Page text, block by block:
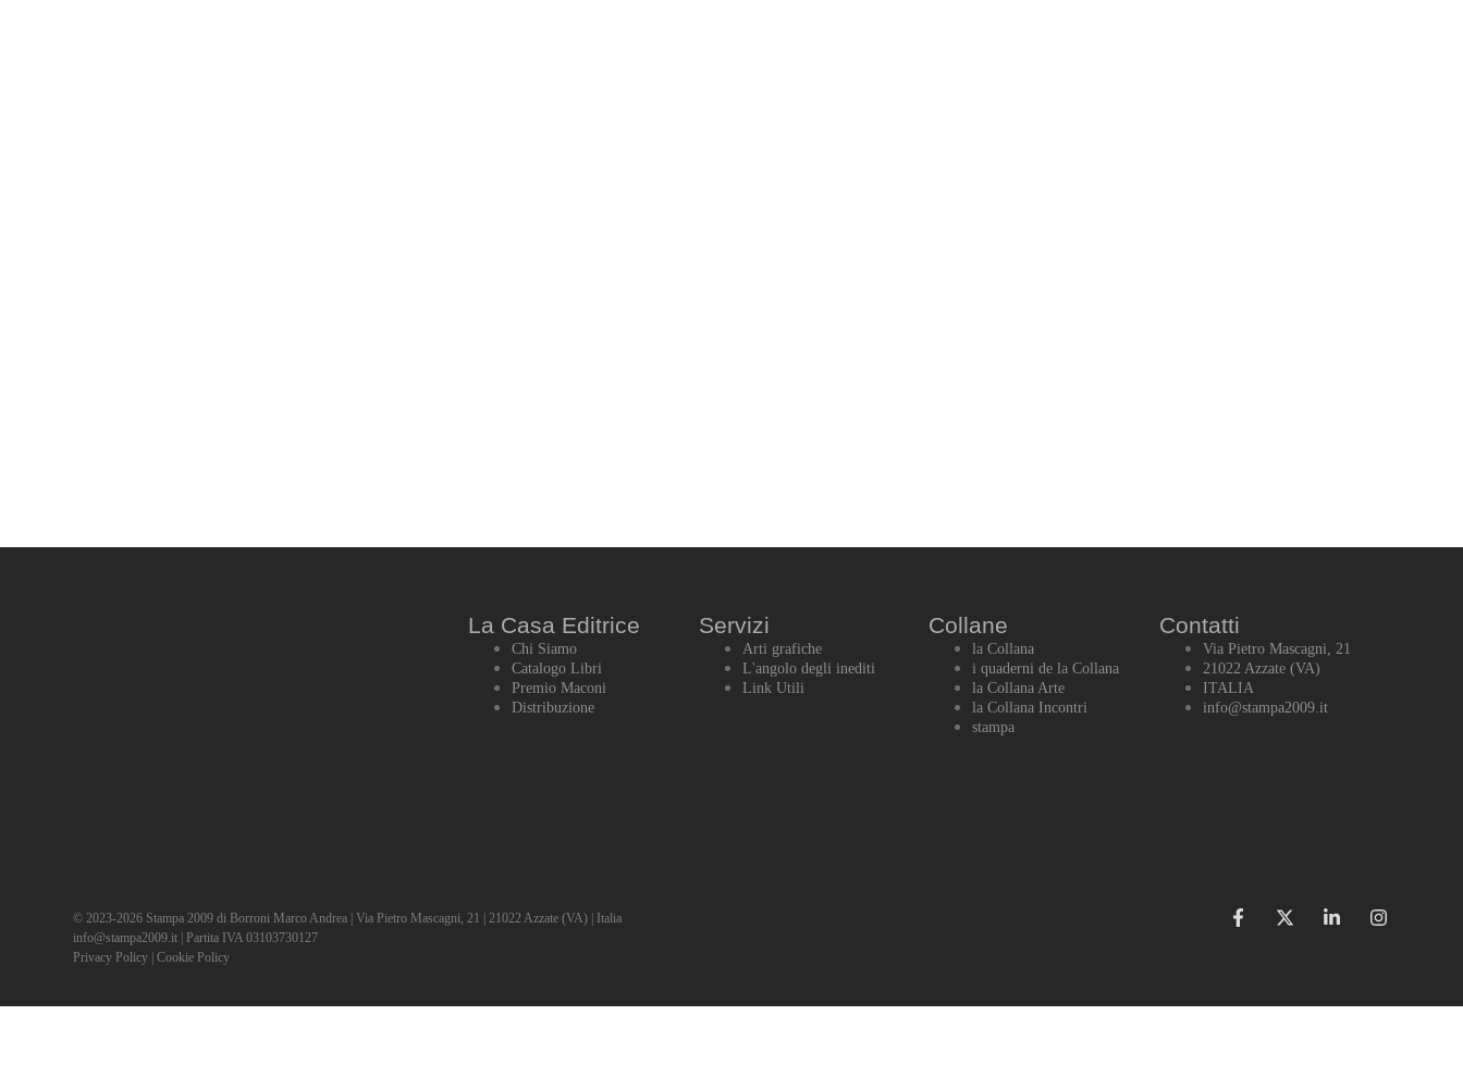
La Casa Editrice
Chi Siamo
Catalogo Libri
Premio Maconi
Distribuzione
Servizi
Arti grafiche
L'angolo degli inediti
Link Utili
Collane
la Collana
i quaderni de la Collana
la Collana Arte
la Collana Incontri
stampa
Contatti
Via Pietro Mascagni, 21
21022 Azzate (VA)
ITALIA
info@stampa2009.it
© 2023-2026 Stampa 2009 di Borroni Marco Andrea | Via Pietro Mascagni, 21 | 21022 Azzate (VA) | Italia
info@stampa2009.it | Partita IVA 03103730127
Privacy Policy |Cookie Policy